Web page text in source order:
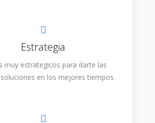
Estrategia
muy estrategicos para darte las
en los mejores tiempos.